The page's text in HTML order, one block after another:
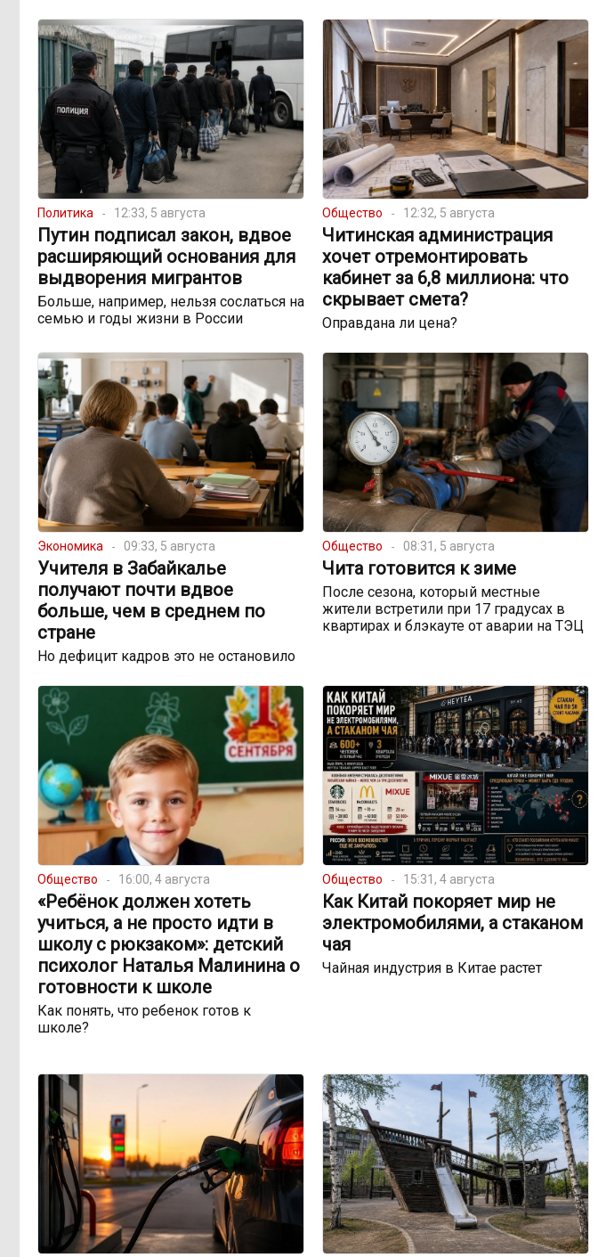
Политика 12:33, 5 августа
Путин подписал закон, вдвое
расширяющий основания для
выдворения мигрантов
Больше, например, нельзя сослаться на
семью и годы жизни в России
Общество 12:32, 5 августа
Читинская администрация
хочет отремонтировать
кабинет за 6,8 миллиона: что
скрывает смета?
Оправдана ли цена?
Экономика 09:33, 5 августа
Учителя в Забайкалье
получают почти вдвое
больше, чем в среднем по
стране
Но дефицит кадров это не остановило
Общество 08:31, 5 августа
Чита готовится к зиме
После сезона, который местные
жители встретили при 17 градусах в
квартирах и блэкауте от аварии на ТЭЦ
Общество 16:00, 4 августа
«Ребёнок должен хотеть
учиться, а не просто идти в
школу с рюкзаком»: детский
психолог Наталья Малинина о
готовности к школе
Как понять, что ребенок готов к
школе?
Общество 15:31, 4 августа
Как Китай покоряет мир не
электромобилями, а стаканом
чая
Чайная индустрия в Китае растет